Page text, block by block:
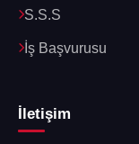
S.S.S
İş Başvurusu
İletişim